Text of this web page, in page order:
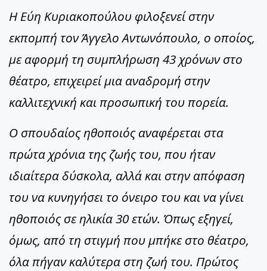
Η Εύη Κυριακοπούλου φιλοξενεί στην
εκπομπή τον Άγγελο Αντωνόπουλο, ο οποίος,
με αφορμή τη συμπλήρωση 43 χρόνων στο
θέατρο, επιχειρεί μια αναδρομή στην
καλλιτεχνική και προσωπική του πορεία.
Ο σπουδαίος ηθοποιός αναφέρεται στα
πρώτα χρόνια της ζωής του, που ήταν
ιδιαίτερα δύσκολα, αλλά και στην απόφαση
του να κυνηγήσει το όνειρο του και να γίνει
ηθοποιός σε ηλικία 30 ετών. Όπως εξηγεί,
όμως, από τη στιγμή που μπήκε στο θέατρο,
όλα πήγαν καλύτερα στη ζωή του. Πρώτος